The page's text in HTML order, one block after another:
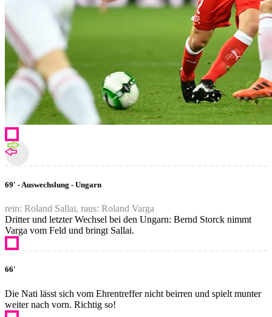
69' - Auswechslung - Ungarn
rein: Roland Sallai, raus: Roland Varga
Dritter und letzter Wechsel bei den Ungarn: Bernd Storck nimmt
Varga vom Feld und bringt Sallai.
66'
Die Nati lässt sich vom Ehrentreffer nicht beirren und spielt munter
weiter nach vorn. Richtig so!